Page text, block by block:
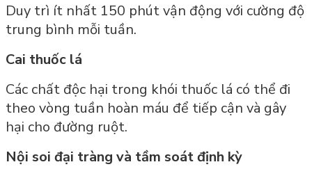
Duy trì ít nhất 150 phút vận động với cường độ
trung bình mỗi tuần.
Cai thuốc lá
Các chất độc hại trong khói thuốc lá có thể đi
theo vòng tuần hoàn máu để tiếp cận và gây
hại cho đường ruột.
Nội soi đại tràng và tầm soát định kỳ